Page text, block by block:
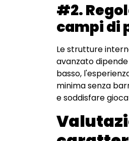
#2.
campi di
Le strutture
avanzato
basso,
minima senza
e soddisfare